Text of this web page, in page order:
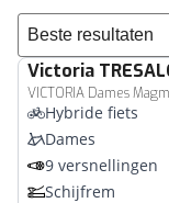
Sorteer resultaten
Victoria
VICTORIA Dames
Hybride fiets
Dames
9 versnellingen
Schijfrem